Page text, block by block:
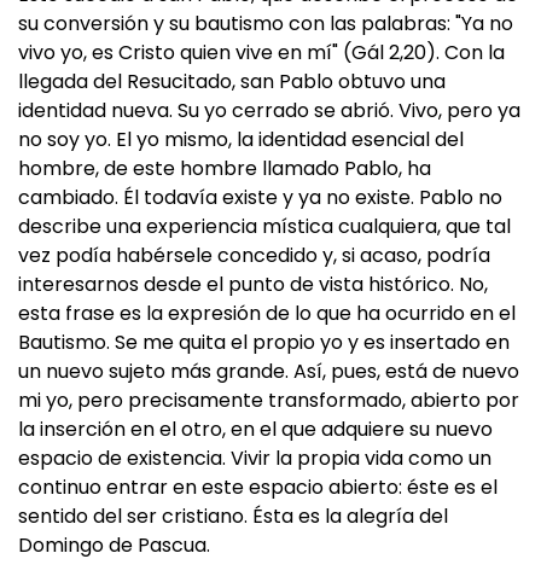
su conversión y su bautismo con las palabras: "Ya no
vivo yo, es Cristo quien vive en mí" (Gál 2,20). Con la
llegada del Resucitado, san Pablo obtuvo una
identidad nueva. Su yo cerrado se abrió. Vivo, pero ya
no soy yo. El yo mismo, la identidad esencial del
hombre, de este hombre llamado Pablo, ha
cambiado. Él todavía existe y ya no existe. Pablo no
describe una experiencia mística cualquiera, que tal
vez podía habérsele concedido y, si acaso, podría
interesarnos desde el punto de vista histórico. No,
esta frase es la expresión de lo que ha ocurrido en el
Bautismo. Se me quita el propio yo y es insertado en
un nuevo sujeto más grande. Así, pues, está de nuevo
mi yo, pero precisamente transformado, abierto por
la inserción en el otro, en el que adquiere su nuevo
espacio de existencia. Vivir la propia vida como un
continuo entrar en este espacio abierto: éste es el
sentido del ser cristiano. Ésta es la alegría del
Domingo de Pascua.